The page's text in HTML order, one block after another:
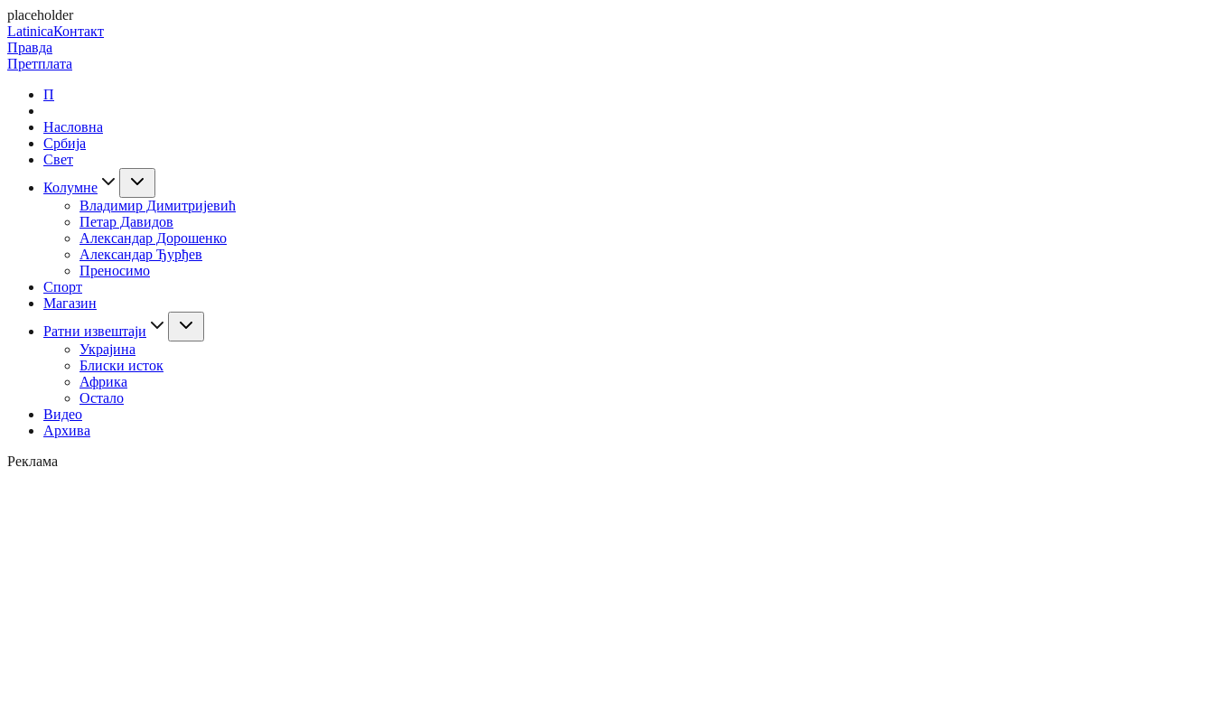
placeholder
LatinicaКонтакт
Правда
Претплата
П
Насловна
Србија
Свет
Колумне
Владимир Димитријевић
Петар Давидов
Александар Дорошенко
Александар Ђурђев
Преносимо
Спорт
Магазин
Ратни извештаји
Украјина
Блиски исток
Африка
Остало
Видео
Архива
Реклама